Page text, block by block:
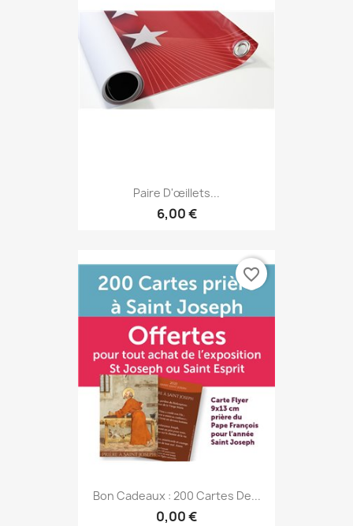
Paire D'œillets...
6,00 €
Bon Cadeaux : 200 Cartes De...
0,00 €
favorite_border